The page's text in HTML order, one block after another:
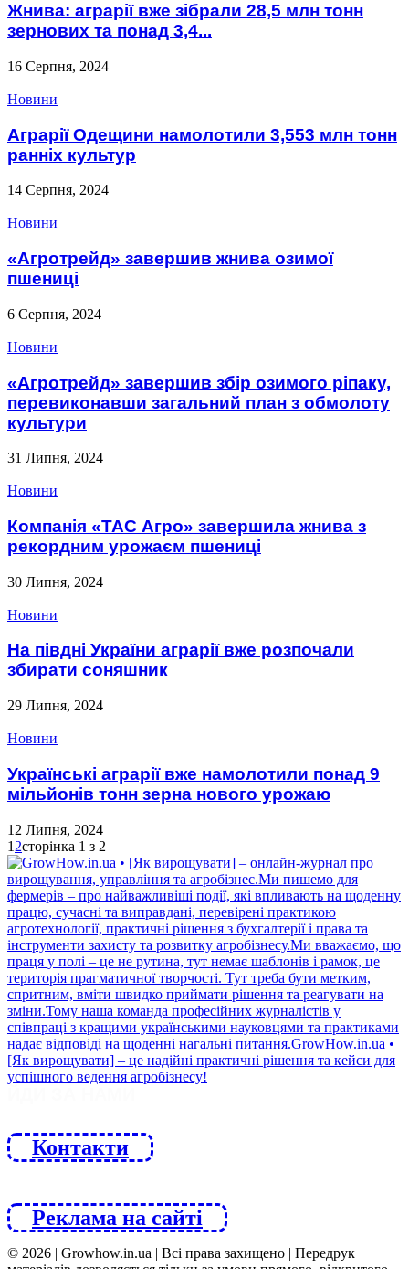
Жнива: аграрії вже зібрали 28,5 млн тонн
зернових та понад 3,4...
16 Серпня, 2024
Новини
Аграрії Одещини намолотили 3,553 млн тонн
ранніх культур
14 Серпня, 2024
Новини
«Агротрейд» завершив жнива озимої
пшениці
6 Серпня, 2024
Новини
«Агротрейд» завершив збір озимого ріпаку,
перевиконавши загальний план з обмолоту
культури
31 Липня, 2024
Новини
Компанія «ТАС Агро» завершила жнива з
рекордним урожаєм пшениці
30 Липня, 2024
Новини
На півдні України аграрії вже розпочали
збирати соняшник
29 Липня, 2024
Новини
Українські аграрії вже намолотили понад 9
мільйонів тонн зерна нового урожаю
12 Липня, 2024
1 2сторінка 1 з 2
Контакти
Реклама на сайті
© 2026 | Growhow.in.ua | Всі права захищено | Передрук